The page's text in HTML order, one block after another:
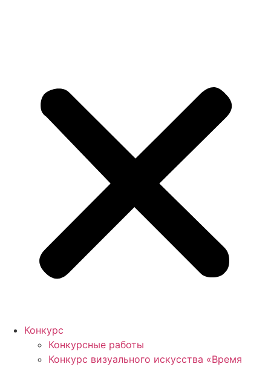
Конкурс
Конкурсные работы
Конкурс визуального искусства «Время